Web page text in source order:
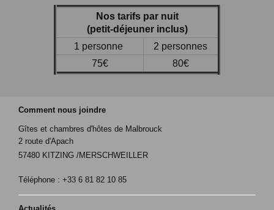
Nos tarifs par nuit
(petit-déjeuner inclus)
1 personne
2 personnes
75€
80€
Comment nous joindre
Gîtes et chambres d'hôtes de Malbrouck
2 route d'Apach
57480 KITZING /MERSCHWEILLER
Téléphone : +33 6 81 82 10 85